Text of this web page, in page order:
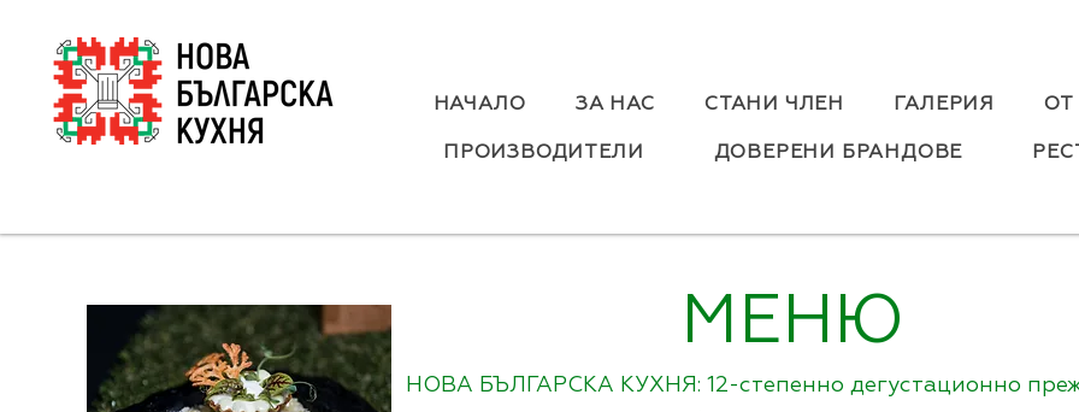
НАЧАЛО ЗА НАС СТАНИ ЧЛЕН ГАЛЕРИЯ ОТ
ПРОИЗВОДИТЕЛИ ДОВЕРЕНИ БРАНДОВЕ
МЕНЮ
НОВА БЪЛГАРСКА КУХНЯ: 12-степенно дегустационно